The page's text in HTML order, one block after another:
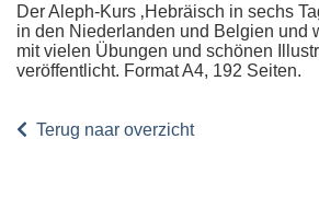
Der Aleph-Kurs ‚Hebräisch in sechs
in den Niederlanden und Belgien und
mit vielen Übungen und schönen
veröffentlicht. Format A4, 192 Seiten.
Terug naar overzicht